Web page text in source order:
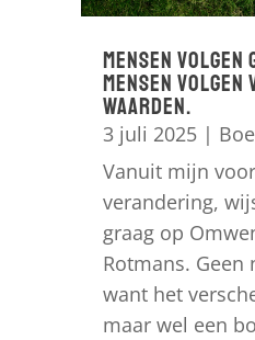
Mensen volgen
mensen volgen
waarden.
3 juli 2025|
Vanuit mijn
verandering,
graag op
Rotmans. Geen
want het
maar wel een